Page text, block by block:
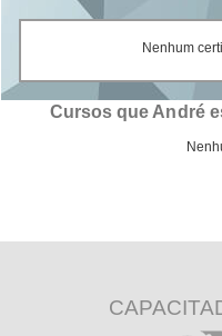
Nenhum
Cursos que André